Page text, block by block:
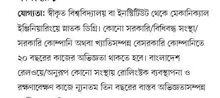
যোগ্যতা: স্বীকৃত বিশ্ববিদ্যালয় বা ইনস্টিটিউট থেকে মেকানিক্যাল
ইঞ্জিনিয়ারিংয়ে স্নাতক ডিগ্রি। কোনো সরকারি/বিধিবদ্ধ সংস্থা/
সরকারি কোম্পানি অথবা খ্যাতিসম্পন্ন বেসরকারি কোম্পানিতে
২০ বছরের কাজের অভিজ্ঞতা থাকতে হবে। বাংলাদেশ
রেলওয়ে/অনুরূপ কোনো সংস্থায় রোলিংস্টক ব্যবস্থাপনা ও
রক্ষণাবেক্ষণ কাজে ন্যূনতম তিন বছরের বাস্তব অভিজ্ঞতাসম্পন্ন